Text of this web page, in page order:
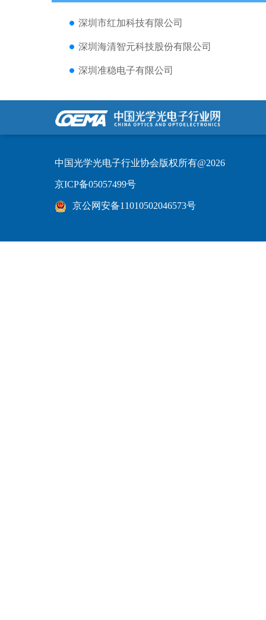
深圳市红加科技有限公司
深圳海清智元科技股份有限公司
深圳准稳电子有限公司
中国光学光电子行业协会版权所有@2026
京ICP备05057499号
京公网安备11010502046573号